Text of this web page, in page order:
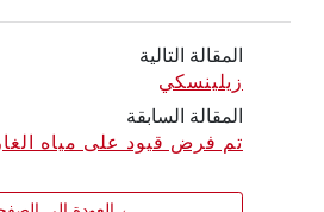
المقالة التالية
زيلينسكي
المقالة السابقة
تم فرض قيود على مياه